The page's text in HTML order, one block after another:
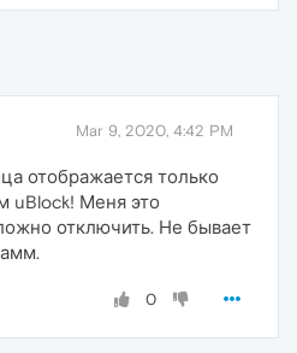
Mar 9, 2020, 4:42 PM
отображается только
uBlock! Меня это
отключить. Не бывает
0